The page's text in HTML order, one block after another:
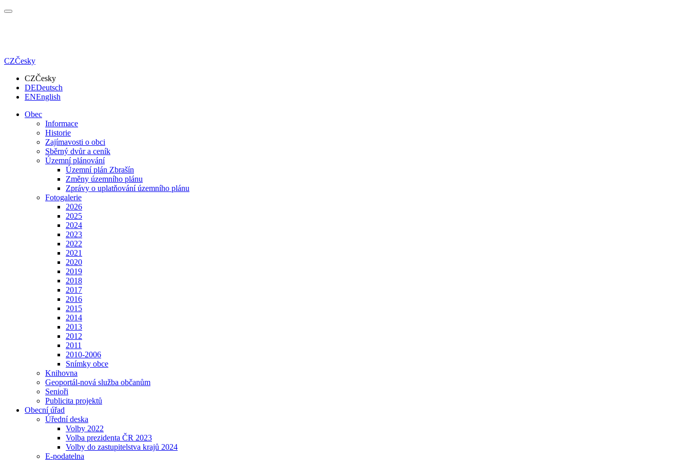
CZČesky
CZČesky
DEDeutsch
ENEnglish
Obec
Informace
Historie
Zajímavosti o obci
Sběrný dvůr a ceník
Územní plánování
Územní plán Zbrašín
Změny územního plánu
Zprávy o uplatňování územního plánu
Fotogalerie
2026
2025
2024
2023
2022
2021
2020
2019
2018
2017
2016
2015
2014
2013
2012
2011
2010-2006
Snímky obce
Knihovna
Geoportál-nová služba občanům
Senioři
Publicita projektů
Obecní úřad
Úřední deska
Volby 2022
Volba prezidenta ČR 2023
Volby do zastupitelstva krajů 2024
E-podatelna